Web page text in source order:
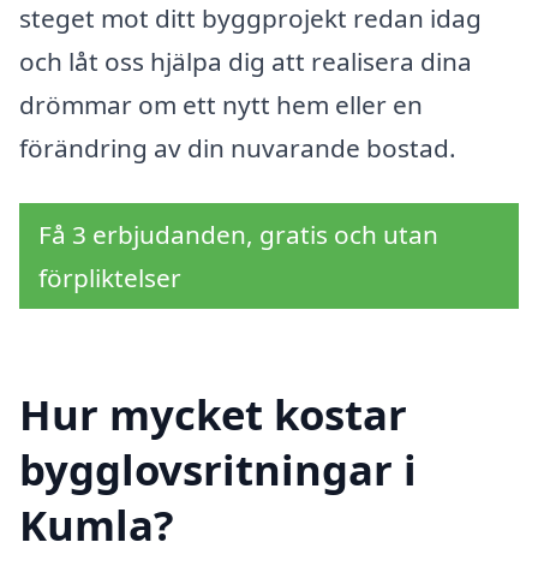
steget mot ditt byggprojekt redan idag
och låt oss hjälpa dig att realisera dina
drömmar om ett nytt hem eller en
förändring av din nuvarande bostad.
Få 3 erbjudanden, gratis och utan
förpliktelser
Hur mycket kostar
bygglovsritningar i
Kumla?